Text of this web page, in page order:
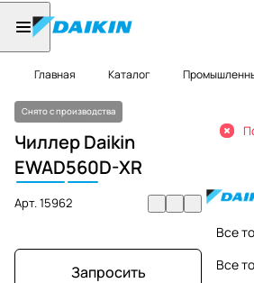
Главная Каталог
Снято с производства
Чиллер Daikin
EWAD560D-XR
Арт.15962
Запросить
Все
Все